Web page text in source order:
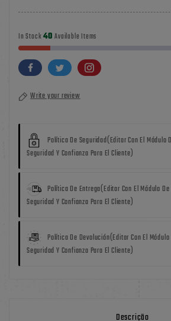
In Stock40Available Items
Write your review
Política De Seguridad(editar Con El Módulo
Seguridad Y Confianza Para El Cliente)
Política De Entrega(editar Con El Módulo
Seguridad Y Confianza Para El Cliente)
Política De Devolución(editar Con El
Seguridad Y Confianza Para El Cliente)
Descrição